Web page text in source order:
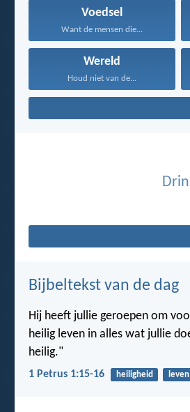
Voedsel
Want de mensen die...
Wereld
Houd niet van de...
Bijbeltekst van de dag
Hij heeft jullie geroepen om
heilig leven in alles wat jullie
heilig."
1 Petrus 1:15-16 heiligheid leven